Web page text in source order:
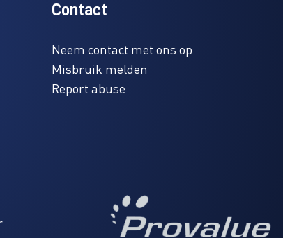
Contact
Neem contact met ons op
Misbruik melden
Report abuse